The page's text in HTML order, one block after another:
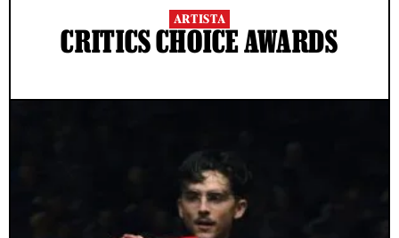
ARTISTA
CRITICS CHOICE AWARDS